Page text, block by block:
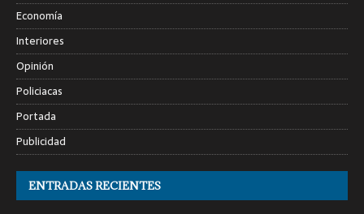
Economía
Interiores
Opinión
Policiacas
Portada
Publicidad
ENTRADAS RECIENTES